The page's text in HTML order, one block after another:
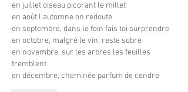
en juillet oiseau picorant le millet
en août l'automne on redoute
en septembre, dans le foin fais toi surprendre
en octobre, malgré le vin, reste sobre
en novembre, sur les arbres les feuilles
tremblent
en décembre, cheminée parfum de cendre